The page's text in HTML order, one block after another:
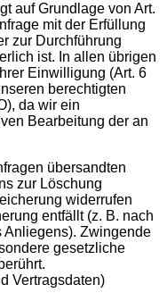
auf Grundlage von Art.
mit der Erfüllung
zur Durchführung
ist. In allen übrigen
Einwilligung (Art. 6
berechtigten
da wir ein
Bearbeitung der an
übersandten
zur Löschung
widerrufen
entfällt (z. B. nach
Anliegens). Zwingende
gesetzliche
Vertragsdaten)